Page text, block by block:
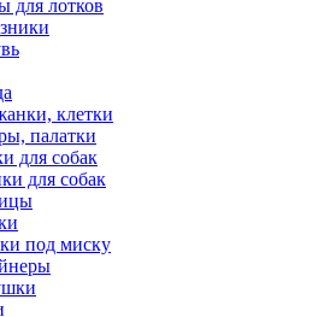
для лотков
клетки
палатки
для собак
для собак
под миску